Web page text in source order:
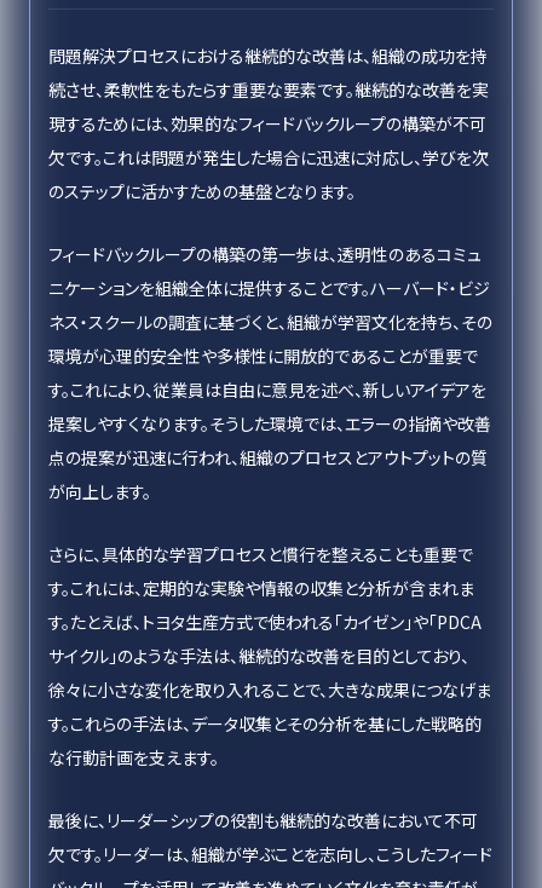
問題解決プロセスにおける継続的な改善は、組織の成功を持
続させ、柔軟性をもたらす重要な要素です。継続的な改善を実
現するためには、効果的なフィードバックループの構築が不可
欠です。これは問題が発生した場合に迅速に対応し、学びを次
のステップに活かすための基盤となります。
フィードバックループの構築の第一歩は、透明性のあるコミュ
ニケーションを組織全体に提供することです。ハーバード・ビジ
ネス・スクールの調査に基づくと、組織が学習文化を持ち、その
環境が心理的安全性や多様性に開放的であることが重要で
す。これにより、従業員は自由に意見を述べ、新しいアイデアを
提案しやすくなります。そうした環境では、エラーの指摘や改善
点の提案が迅速に行われ、組織のプロセスとアウトプットの質
が向上します。
さらに、具体的な学習プロセスと慣行を整えることも重要で
す。これには、定期的な実験や情報の収集と分析が含まれま
す。たとえば、トヨタ生産方式で使われる「カイゼン」や「PDCA
サイクル」のような手法は、継続的な改善を目的としており、
徐々に小さな変化を取り入れることで、大きな成果につなげま
す。これらの手法は、データ収集とその分析を基にした戦略的
な行動計画を支えます。
最後に、リーダーシップの役割も継続的な改善において不可
欠です。リーダーは、組織が学ぶことを志向し、こうしたフィード